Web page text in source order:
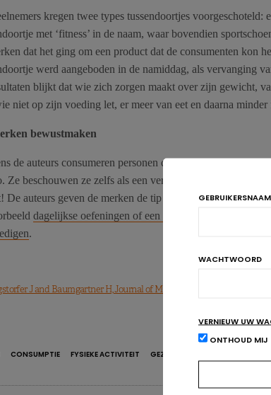
kregen twee types tussendoortjes voorgeschoteld:
met ‘fitness’ in de naam, waar bovendien
dat het ging om een product dat de consumenten kon
werd aangeboden in de namiddag, als vervanging
blijkt dat wie zich zorgen maakt over zijn gewicht,
niet op zijn voeding let, er meer van eet en daarna
bewustmaken
de auteurs consumeren personen die op hun gewicht
Ze beschouwen ze zelfs als een vervanging voor
De auteurs geven de merken de tip om op hun verpakking
dagelijkse oefeningen of een bon voor een
.
J and Baumgartner H, Journal of Marketing Research, June 2015
CONSUMPTIE FYSIEKE ACTIVITEIT GEZONDHEID
WACHTWOORD
VERNIEUW UW
ONTHOUD MIJ